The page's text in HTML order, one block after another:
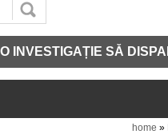
SĂ DISPARĂ
home »